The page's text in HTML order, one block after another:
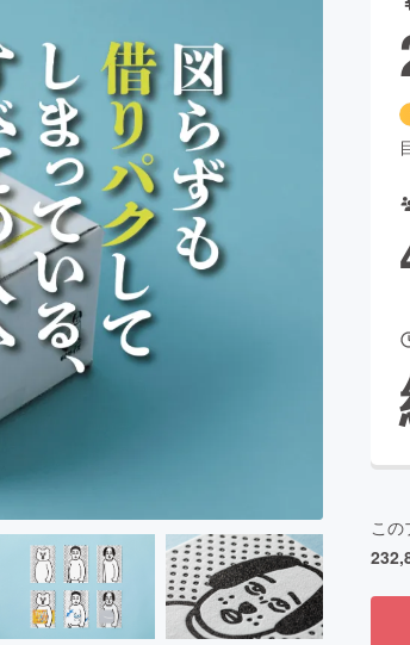
舞台・パフォ
ム・サービス開発 フード・飲食店
雑誌出版
ンジ ビューティー
CAMPFIRE for Social Good
CAMPFIREふるさと納税
この